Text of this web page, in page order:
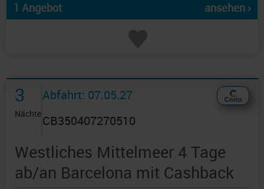
1 Angebot ansehen ›
3
Nächte
Abfahrt: 07.05.27
CB350407270510
Westliches Mittelmeer 4 Tage
ab/an Barcelona mit Cashback